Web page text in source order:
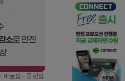
· 바로팜 · 플랫팜